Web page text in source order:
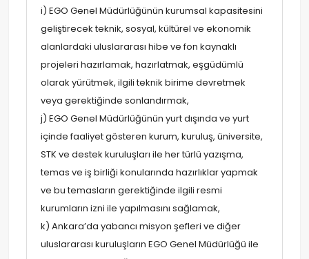
i) EGO Genel Müdürlüğünün kurumsal kapasitesini
geliştirecek teknik, sosyal, kültürel ve ekonomik
alanlardaki uluslararası hibe ve fon kaynaklı
projeleri hazırlamak, hazırlatmak, eşgüdümlü
olarak yürütmek, ilgili teknik birime devretmek
veya gerektiğinde sonlandırmak,
j) EGO Genel Müdürlüğünün yurt dışında ve yurt
içinde faaliyet gösteren kurum, kuruluş, üniversite,
STK ve destek kuruluşları ile her türlü yazışma,
temas ve iş birliği konularında hazırlıklar yapmak
ve bu temasların gerektiğinde ilgili resmi
kurumların izni ile yapılmasını sağlamak,
k) Ankara’da yabancı misyon şefleri ve diğer
uluslararası kuruluşların EGO Genel Müdürlüğü ile